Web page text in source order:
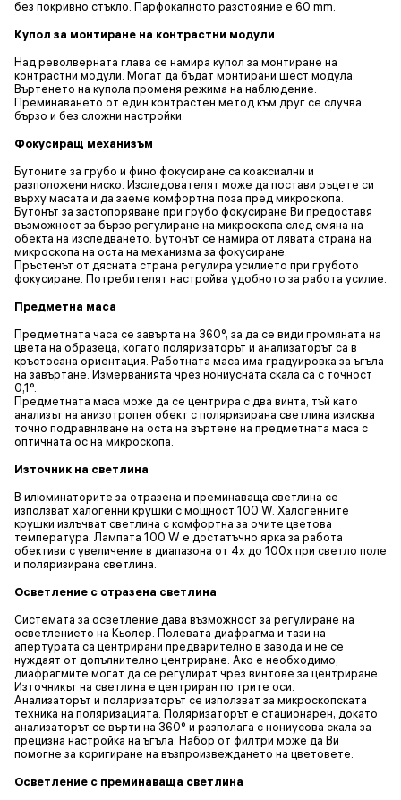
без покривно стъкло. Парфокалното разстояние е 60 mm.
Купол за монтиране на контрастни модули
Над револверната глава се намира купол за монтиране на
контрастни модули. Могат да бъдат монтирани шест модула.
Въртенето на купола променя режима на наблюдение.
Преминаването от един контрастен метод към друг се случва
бързо и без сложни настройки.
Фокусиращ механизъм
Бутоните за грубо и фино фокусиране са коаксиални и
разположени ниско. Изследователят може да постави ръцете си
върху масата и да заеме комфортна поза пред микроскопа.
Бутонът за застопоряване при грубо фокусиране Ви предоставя
възможност за бързо регулиране на микроскопа след смяна на
обекта на изследването. Бутонът се намира от лявата страна на
микроскопа на оста на механизма за фокусиране.
Пръстенът от дясната страна регулира усилието при грубото
фокусиране. Потребителят настройва удобното за работа усилие.
Предметна маса
Предметната часа се завърта на 360°, за да се види промяната на
цвета на образеца, когато поляризаторът и анализаторът са в
кръстосана ориентация. Работната маса има градуировка за ъгъла
на завъртане. Измерванията чрез нониусната скала са с точност
0,1°.
Предметната маса може да се центрира с два винта, тъй като
анализът на анизотропен обект с поляризирана светлина изисква
точно подравняване на оста на въртене на предметната маса с
оптичната ос на микроскопа.
Източник на светлина
В илюминаторите за отразена и преминаваща светлина се
използват халогенни крушки с мощност 100 W. Халогенните
крушки излъчват светлина с комфортна за очите цветова
температура. Лампата 100 W е достатъчно ярка за работа
обективи с увеличение в диапазона от 4x до 100x при светло поле
и поляризирана светлина.
Осветление с отразена светлина
Системата за осветление дава възможност за регулиране на
осветлението на Кьолер. Полевата диафрагма и тази на
апертурата са центрирани предварително в завода и не се
нуждаят от допълнително центриране. Ако е необходимо,
диафрагмите могат да се регулират чрез винтове за центриране.
Източникът на светлина е центриран по трите оси.
Анализаторът и поляризаторът се използват за микроскопската
техника на поляризацията. Поляризаторът е стационарен, докато
анализаторът се върти на 360° и разполага с нониусова скала за
прецизна настройка на ъгъла. Набор от филтри може да Ви
помогне за коригиране на възпроизвеждането на цветовете.
Осветление с преминаваща светлина